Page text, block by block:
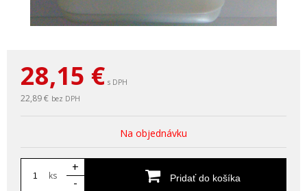
28,15 € s DPH
22,89 € bez DPH
Na objednávku
ks
+
-
Pridať do košíka